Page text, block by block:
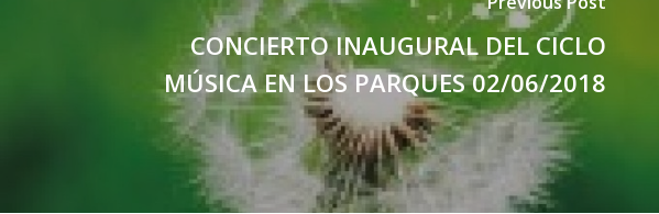
CONCIERTO INAUGURAL DEL CICLO
MÚSICA EN LOS PARQUES 02/06/2018